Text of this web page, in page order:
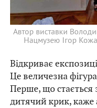
Автор виставки
Нацмузею Ігор
Відкриває
Це величезна
Перше, що стається
дитячий крик, каже